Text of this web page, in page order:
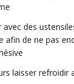
avec des
afin de ne pas
laisser refroidir